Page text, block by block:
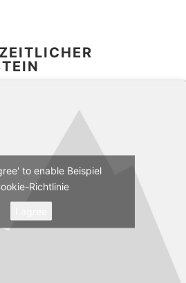
to enable Beispiel
Richtlinie